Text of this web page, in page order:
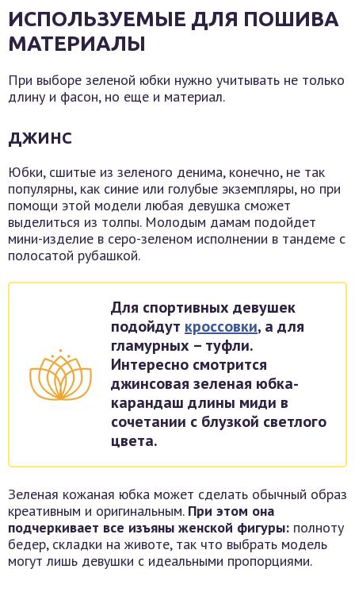
ИСПОЛЬЗУЕМЫЕ ДЛЯ ПОШИВА
МАТЕРИАЛЫ
При выборе зеленой юбки нужно учитывать не только
длину и фасон, но еще и материал.
ДЖИНС
Юбки, сшитые из зеленого денима, конечно, не так
популярны, как синие или голубые экземпляры, но при
помощи этой модели любая девушка сможет
выделиться из толпы. Молодым дамам подойдет
мини-изделие в серо-зеленом исполнении в тандеме с
полосатой рубашкой.
Для спортивных девушек
подойдут кроссовки, а для
гламурных – туфли.
Интересно смотрится
джинсовая зеленая юбка-
карандаш длины миди в
сочетании с блузкой светлого
цвета.
Зеленая кожаная юбка может сделать обычный образ
креативным и оригинальным. При этом она
подчеркивает все изъяны женской фигуры: полноту
бедер, складки на животе, так что выбрать модель
могут лишь девушки с идеальными пропорциями.